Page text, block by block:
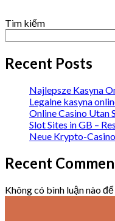
Tìm kiếm
Recent Posts
Najlepsze Kasyna
Legalne kasyna
Online Casino Utan
Slot Sites in GB –
Neue Krypto-
Recent
Không có bình luận nào